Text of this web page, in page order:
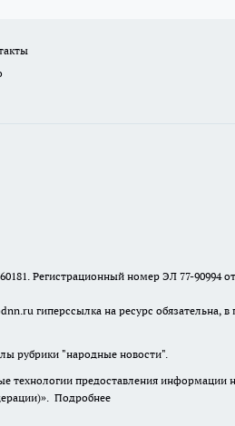
Регистрационный номер ЭЛ 77-90994
гиперссылка на ресурс обязательна, в
рубрики "народные новости".
предоставления информации
Подробнее